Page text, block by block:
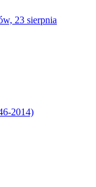
23 sierpnia
2014)